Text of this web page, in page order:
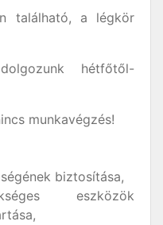
található, a légkör
hétfőtől-
munkavégzés!
biztosítása,
eszközök